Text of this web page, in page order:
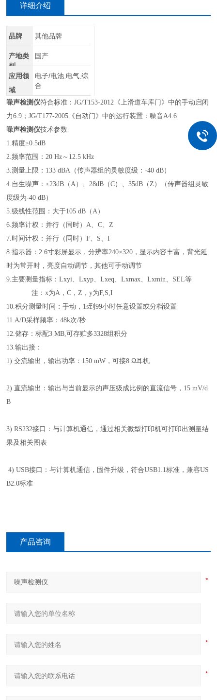
详细介绍
品牌 其他品牌
产地类
别
国产
应用领
域
电子/电池,电气,综
合
噪声检测仪符合标准：JG/T153-2012《上滑道车库门》中的手动启闭
力6.9；JG/T177-2005《自动门》中的运行装置：噪音A4.6
噪声检测仪技术参数
1.精度≥0.5dB
2.频率范围：20 Hz～12.5 kHz
3.测量上限：133 dBA（传声器组的灵敏度级：-40 dB）
4.自生噪声：≤23dB（A）、28dB（C）、35dB（Z）（传声器组灵敏
度级为-40 dB）
5.级线性范围：大于105 dB（A）
6.频率计权：并行（同时）A、C、Z
7.时间计权：并行（同时）F、S、I
8.指示器：2.6寸彩屏显示，分辨率240×320，显示内容丰富，背光延
时为常开时，亮度自动调节，其他可手动调节
9.主要测量指标：Lxyi、Lxyp、Lxeq、Lxmax、Lxmin、SEL等
注：x为A，C，Z，y为F,S,I
10.积分测量时间：手动，1s到99小时任意设置或分档设置
11.A/D采样频率：48k次/秒
12.储存：标配3 MB,可存贮多3328组积分
13.输出接：
1) 交流输出，输出功率：150 mW，可接8 Ω耳机
2) 直流输出：输出与当前显示的声压级成比例的直流信号，15 mV/d
B
3) RS232接口：与计算机通信，通过相关微型打印机可打印出测量结
果及相关图表
4) USB接口：与计算机通信，固件升级，符合USB1.1标准，兼容US
B2.0标准
产品咨询